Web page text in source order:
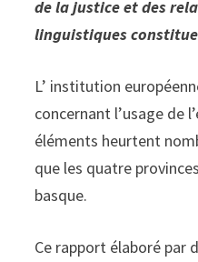
de la justice et des
linguistiques
L’ institution
concernant l’usage de
éléments heurtent
que les quatre
basque.
Ce rapport élaboré par